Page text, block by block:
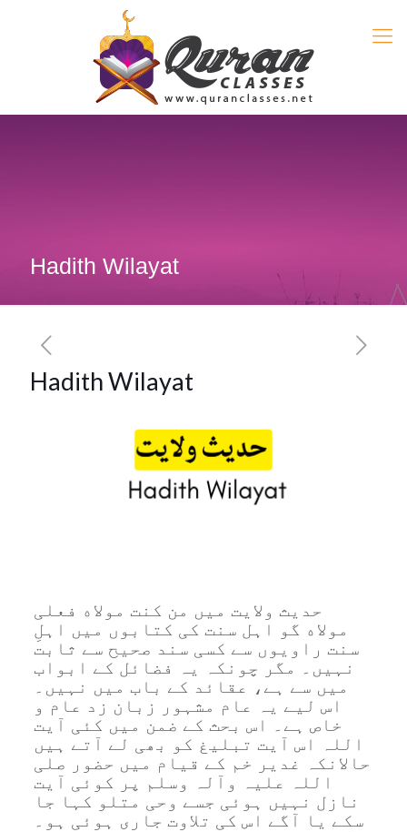
Hadith Wilayat
Hadith Wilayat
حدیث ولایت میں من كنت مولاه فعلی
مولاه گو اہل سنت کی کتابوں میں اہلِ
سنت راویوں‏‏ سے کسی سند صحیح سے ثابت
نہیں۔ مگر چونکہ یہ فضائل کے ابواب
میں سے ہے، عقائد کے باب میں نہیں۔
اس لیے یہ عام مشہور زبان زد عام و
خاص ہے۔ اس بحث کے ضمن میں کئی آیت
اللہ اس آیت تبلیغ کو بھی لے آتے ہیں
حالانکہ غدیر خم کے قیام میں حضور صلی
اللہ علیہ وآلہ وسلم پر کوئی آیت
نازل نہیں ہوئی جسے وحی متلو کہا جا
سکے یا آگے اس کی تلاوت جاری ہوئی ہو۔